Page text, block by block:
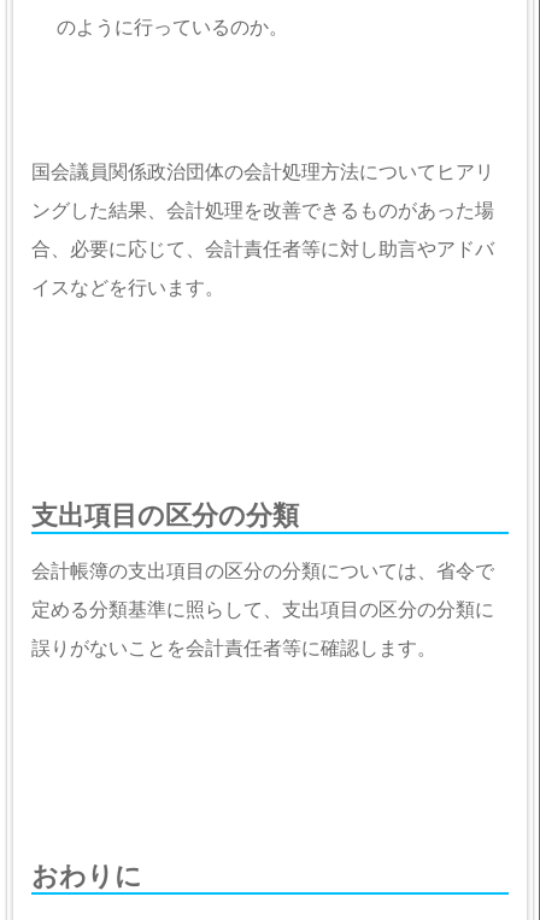
のように行っているのか。
国会議員関係政治団体の会計処理方法についてヒアリ
ングした結果、会計処理を改善できるものがあった場
合、必要に応じて、会計責任者等に対し助言やアドバ
イスなどを行います。
支出項目の区分の分類
会計帳簿の支出項目の区分の分類については、省令で
定める分類基準に照らして、支出項目の区分の分類に
誤りがないことを会計責任者等に確認します。
おわりに